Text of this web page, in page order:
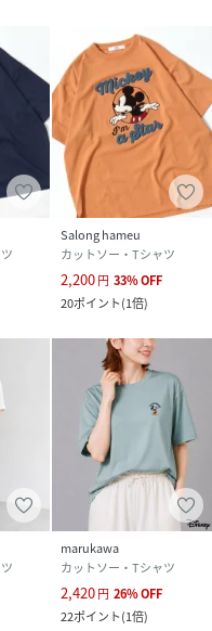
ワッフルヘンリーネッ
加工、ワンポイント刺
デザインTと共に今期マ
ャツになります｡スウェ
ー、フルジップパーカ
インナーとしても、半袖T
レイヤードのコーデもオ
レネルチェックシャツ
ム、ブラックジーン
ンターパンツ、バレル
パンツ、バギーパンツ
デニムジャケット、フ
デニムGジャン、アノラ
、ツイードジャケッ
ャカトラックジャケット
トレンド感アップしま
のトップスやチュール
スカートやシフォンスカ
どとの相性も抜群で女
ーでカジュアルに、ブ
めな大人コーデになり
ニバック、キャンバス
小物とも相性抜群｡メ
Salong hameu
カットソー・Tシャツ
2,200円 33%OFF
20ポイント(1倍)
marukawa
カットソー・Tシャツ
2,420円 26%OFF
22ポイント(1倍)